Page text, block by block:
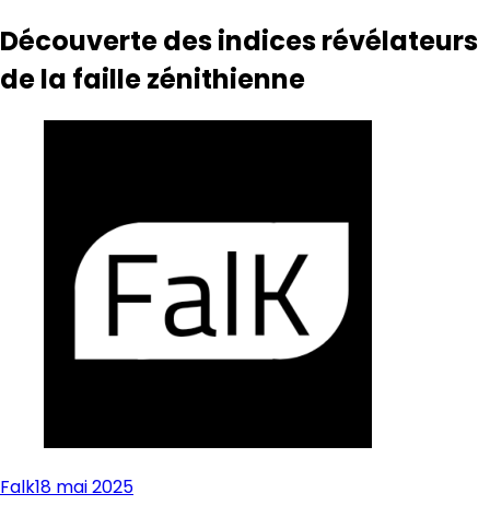
Découverte des indices révélateurs
de la faille zénithienne
Falk18 mai 2025